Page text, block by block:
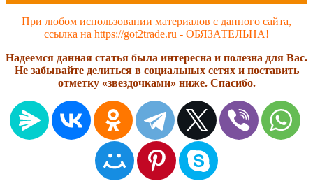
При любом использовании материалов с данного сайта,
ссылка на https://got2trade.ru - ОБЯЗАТЕЛЬНА!
Надеемся данная статья была интересна и полезна для Вас.
Не забывайте делиться в социальных сетях и поставить
отметку «звездочками» ниже. Спасибо.